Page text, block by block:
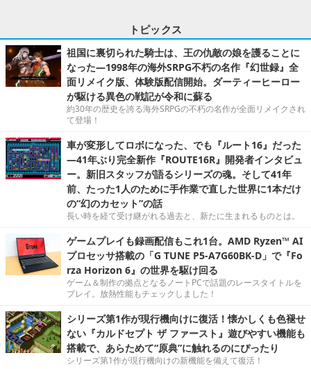
トピックス
祖国に裏切られた騎士は、王の仇敵の娘を護ることに
なった―1998年の海外SRPG不朽の名作『幻世録』全
面リメイク版、体験版配信開始。ダーティーヒーロー
が駆ける異色の戦記が令和に蘇る
約30年の歴史を誇る海外SRPGの不朽の名作が全面リメイクされ
て登場！
車が変形してロボになった、でも『ルート16』だった
―41年ぶり完全新作『ROUTE16R』開発者インタビュ
ー。新旧スタッフが語るシリーズの魂。そして41年
前、たった1人のために手作業で直した世界に1本だけ
の“幻のカセット”の話
長い時を経て受け継がれる過去と、新たに生まれるものとは。
ゲームプレイも録画配信もこれ1台。AMD Ryzen™ AI
プロセッサ搭載の「G TUNE P5-A7G60BK-D」で『Fo
rza Horizon 6』の世界を駆け回る
ゲーム＆制作の拠点となるノートPCで話題のレースタイトルを
プレイ。放熱性能もチェックしました！
シリーズ第1作が現行機向けに復活！懐かしくも色褪せ
ない『カルドセプト ザ ファースト』遊びやすい機能も
搭載で、あらためて“原典”に触れるのにぴったり
シリーズ第1作が現行機向けの新機能を備えて復活！